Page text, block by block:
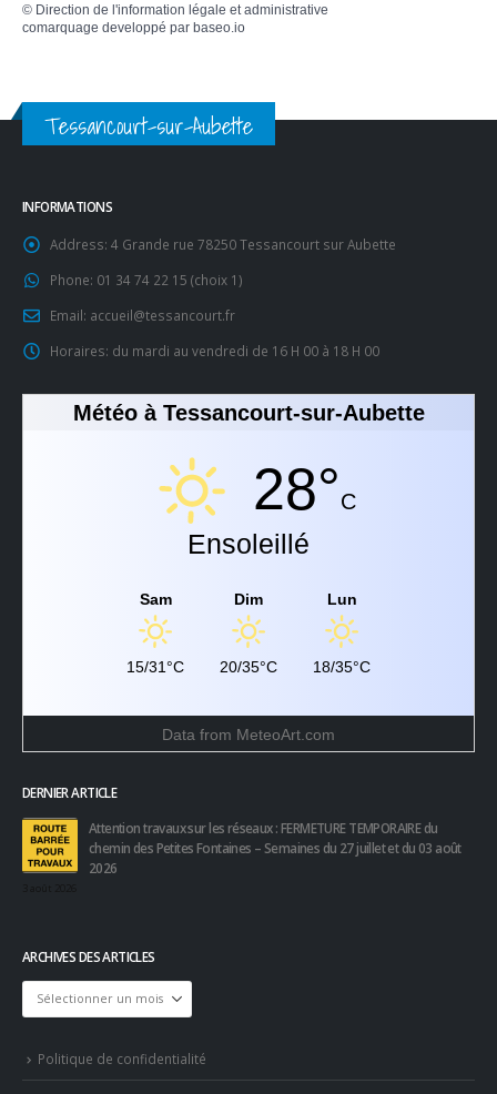
© Direction de l'information légale et administrative
comarquage developpé par baseo.io
Tessancourt-sur-Aubette
INFORMATIONS
Address: 4 Grande rue 78250 Tessancourt sur Aubette
Phone: 01 34 74 22 15 (choix 1)
Email: accueil@tessancourt.fr
Horaires: du mardi au vendredi de 16 H 00 à 18 H 00
Météo à Tessancourt-sur-Aubette
28°C
Ensoleillé
Sam
15/31°C
Dim
20/35°C
Lun
18/35°C
Data from MeteoArt.com
DERNIER ARTICLE
Attention travaux sur les réseaux : FERMETURE TEMPORAIRE du
chemin des Petites Fontaines – Semaines du 27 juillet et du 03 août
2026
ARCHIVES DES ARTICLES
Archives
des
Politique de confidentialité